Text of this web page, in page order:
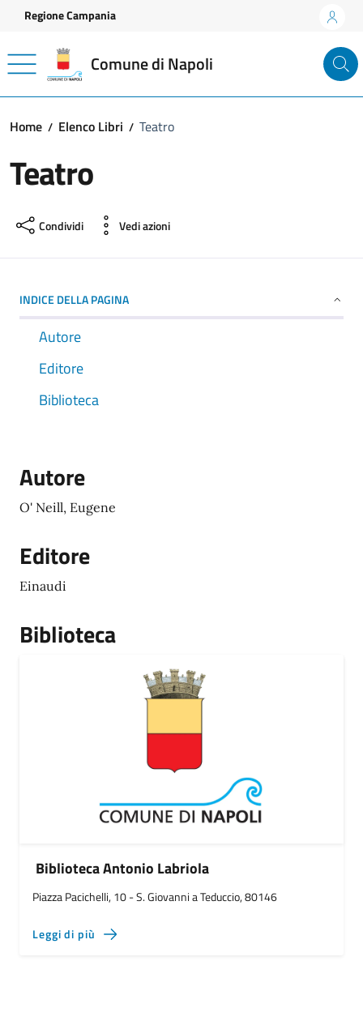
Vai ai contenuti
Vai al footer
Regione Campania
Comune di Napoli
Home Elenco Libri Teatro
Teatro
Condividi Vedi azioni
INDICE DELLA PAGINA
Autore
Editore
Biblioteca
Autore
O' Neill, Eugene
Editore
Einaudi
Biblioteca
Biblioteca Antonio Labriola
Piazza Pacichelli, 10 - S. Giovanni a Teduccio, 80146
Leggi di più